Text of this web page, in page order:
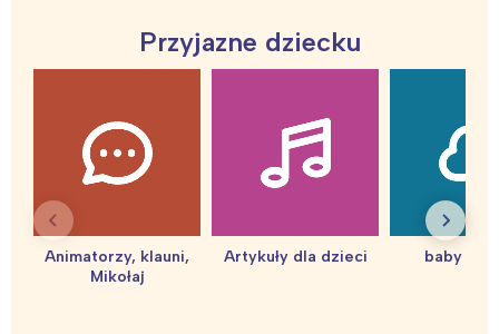
Przyjazne dziecku
Animatorzy, klauni,
Mikołaj
Artykuły dla dzieci baby
tego regionu: